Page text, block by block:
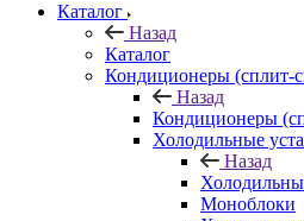
Каталог
Назад
Каталог
Кондиционеры (сплит-
Назад
Кондиционеры
Холодильные
Назад
Моноблоки